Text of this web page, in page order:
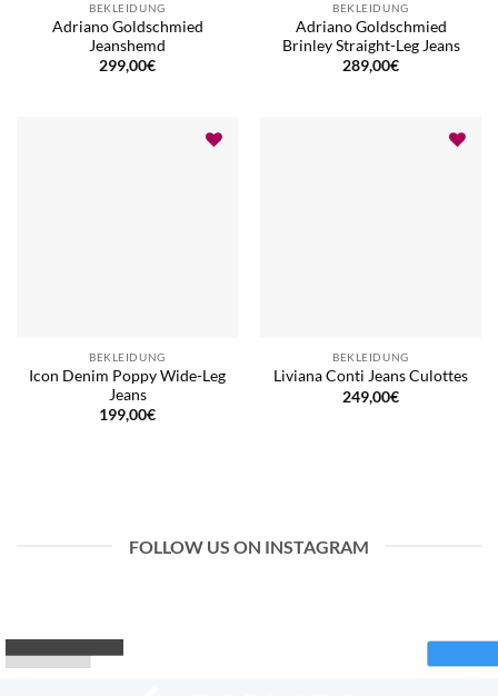
BEKLEIDUNG
Adriano Goldschmied
Jeanshemd
299,00€
BEKLEIDUNG
Adriano Goldschmied
Brinley Straight-Leg Jeans
289,00€
BEKLEIDUNG
Icon Denim Poppy Wide-Leg
Jeans
199,00€
BEKLEIDUNG
Liviana Conti Jeans Culottes
249,00€
FOLLOW US ON INSTAGRAM